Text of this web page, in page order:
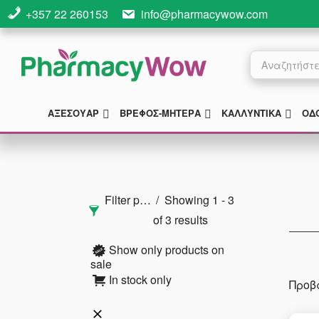
Skip
to
content
Skip
to
sidebar
Skip
to
+357 22 260153 info@pharmacywow.com
Products
search
ΑΞΕΣΟΥΑΡ SUBMENU
ΒΡΈΦΟΣ-ΜΗΤΈΡΑ SUBMENU
ΚΑΛΛΥΝΤΙΚΆ
Αρχική
Πλευρική
Στήλη
Filter products
Showing 1 - 3
of 3 results
Show only products on
sale
In stock only